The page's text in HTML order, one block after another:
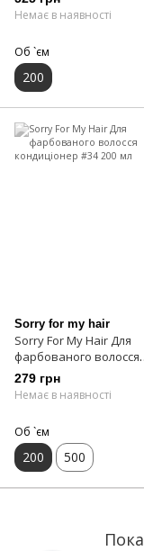
Немає в наявності
Об `єм
200
Sorry for my hair
Sorry For My Hair Для
фарбованого волосся
кондиціонер #34 200 мл
279 грн
Немає в наявності
Об `єм
200 500